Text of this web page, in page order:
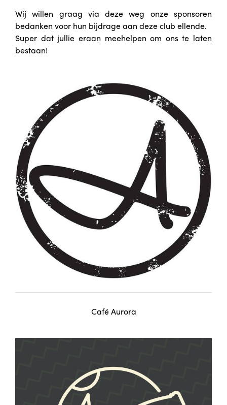
Wij willen graag via deze weg onze sponsoren
bedanken voor hun bijdrage aan deze club ellende.
Super dat jullie eraan meehelpen om ons te laten
bestaan!
Café Aurora